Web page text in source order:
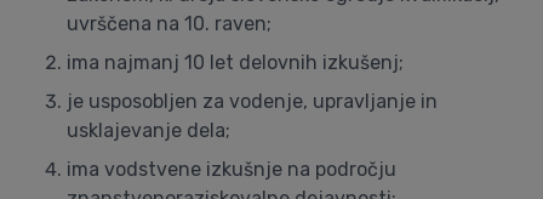
uvrščena na 10. raven;
ima najmanj 10 let delovnih izkušenj;
je usposobljen za vodenje, upravljanje in
usklajevanje dela;
ima vodstvene izkušnje na področju